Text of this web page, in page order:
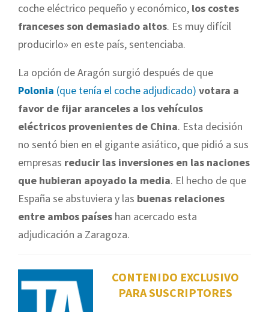
coche eléctrico pequeño y económico, los costes
franceses son demasiado altos. Es muy difícil
producirlo» en este país, sentenciaba.
La opción de Aragón surgió después de que
Polonia (que tenía el coche adjudicado) votara a
favor de fijar aranceles a los vehículos
eléctricos provenientes de China. Esta decisión
no sentó bien en el gigante asiático, que pidió a sus
empresas reducir las inversiones en las naciones
que hubieran apoyado la media. El hecho de que
España se abstuviera y las buenas relaciones
entre ambos países han acercado esta
adjudicación a Zaragoza.
CONTENIDO EXCLUSIVO
PARA SUSCRIPTORES